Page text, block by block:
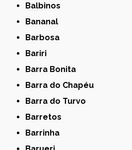
Balbinos
Bananal
Barbosa
Bariri
Barra Bonita
Barra do Chapéu
Barra do Turvo
Barretos
Barrinha